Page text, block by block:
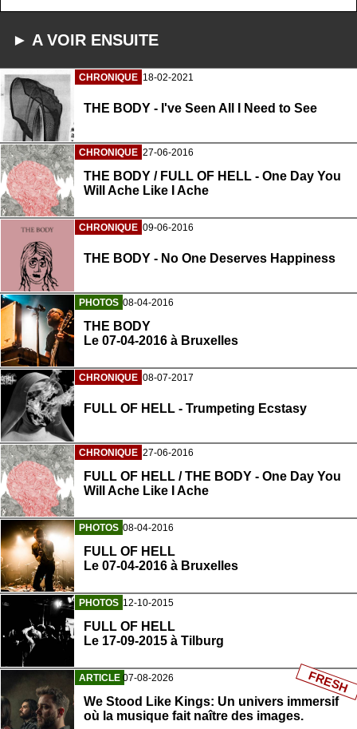
► A VOIR ENSUITE
CHRONIQUE 18-02-2021
THE BODY - I've Seen All I Need to See
CHRONIQUE 27-06-2016
THE BODY / FULL OF HELL - One Day You
Will Ache Like I Ache
CHRONIQUE 09-06-2016
THE BODY - No One Deserves Happiness
PHOTOS 08-04-2016
THE BODY
Le 07-04-2016 à Bruxelles
CHRONIQUE 08-07-2017
FULL OF HELL - Trumpeting Ecstasy
CHRONIQUE 27-06-2016
FULL OF HELL / THE BODY - One Day You
Will Ache Like I Ache
PHOTOS 08-04-2016
FULL OF HELL
Le 07-04-2016 à Bruxelles
PHOTOS 12-10-2015
FULL OF HELL
Le 17-09-2015 à Tilburg
ARTICLE 07-08-2026
We Stood Like Kings: Un univers immersif
où la musique fait naître des images.
FRESH